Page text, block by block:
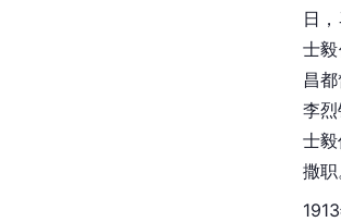
日
士
昌
李
士
撒